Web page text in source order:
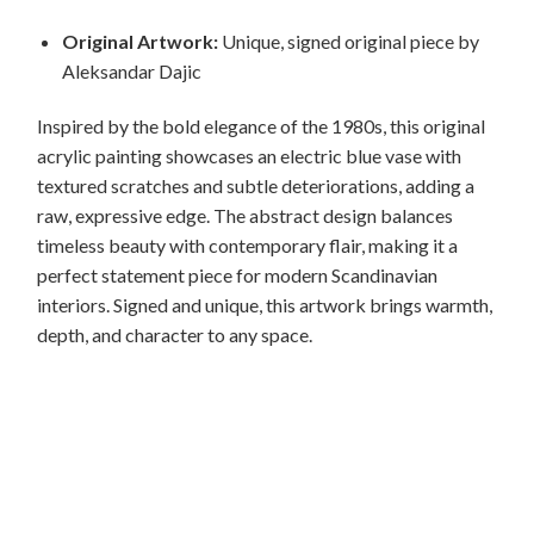
Original Artwork:Unique, signed original piece by
Aleksandar Dajic
Inspired by the bold elegance of the 1980s, this original
acrylic painting showcases an electric blue vase with
textured scratches and subtle deteriorations, adding a
raw, expressive edge. The abstract design balances
timeless beauty with contemporary flair, making it a
perfect statement piece for modern Scandinavian
interiors. Signed and unique, this artwork brings warmth,
depth, and character to any space.